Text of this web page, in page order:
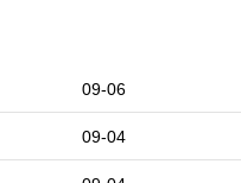
09-06
09-04